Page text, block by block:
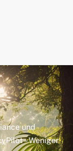
und
– Weniger